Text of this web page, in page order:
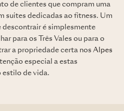
de clientes que compram uma
suites dedicadas ao fitness. Um
descontrair é simplesmente
para os Três Vales ou para o
a propriedade certa nos Alpes
especial a estas
estilo de vida.